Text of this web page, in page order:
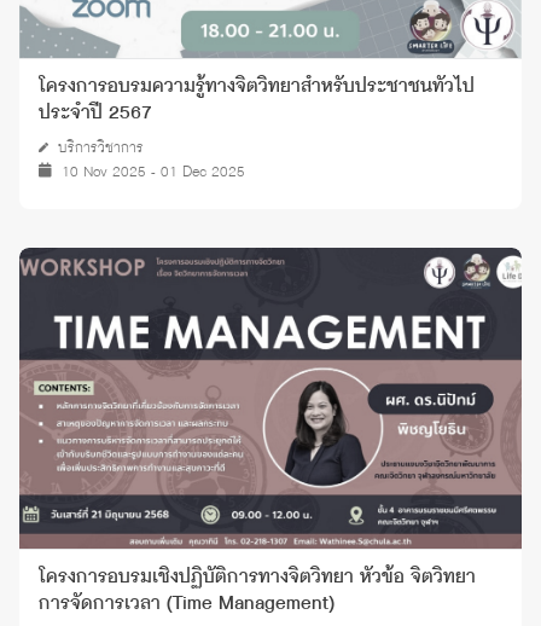
โครงการอบรมความรู้ทางจิตวิทยาสำหรับประชาชนทั่วไป
ประจำปี 2567
บริการวิชาการ
10 Nov 2025 - 01 Dec 2025
โครงการอบรมเชิงปฏิบัติการทางจิตวิทยา หัวข้อ จิตวิทยา
การจัดการเวลา (Time Management)